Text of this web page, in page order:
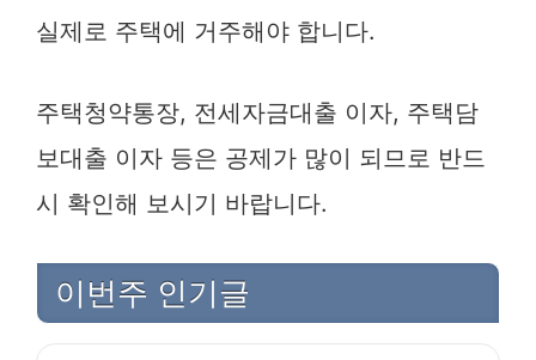
실제로 주택에 거주해야 합니다.
주택청약통장, 전세자금대출 이자, 주택담
보대출 이자 등은 공제가 많이 되므로 반드
시 확인해 보시기 바랍니다.
이번주 인기글